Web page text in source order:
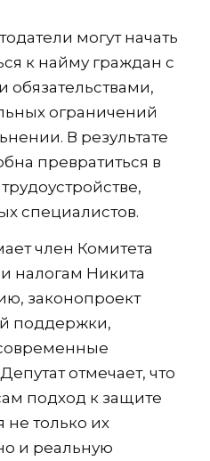
могут начать
к найму граждан с
ограничений
В результате
превратиться в
специалистов.
член Комитета
налогам Никита
законопроект
поддержки,
отмечает, что
подход к защите
не только их
и реальную